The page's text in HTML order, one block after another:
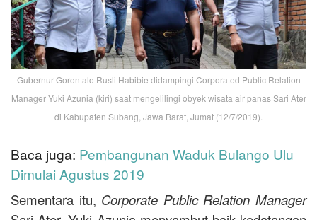
Gubernur Gorontalo Rusli Habibie didampingi Corporated Public Relation
Manager Yuki Azunia (kiri) saat mengelilingi obyek wisata air panas Sari Ater
di Kabupaten Subang, Jawa Barat, Jumat (12/7/2019).
Baca juga: Pembangunan Waduk Bulango Ulu
Dimulai Agustus 2019
Sementara itu, Corporate Public Relation Manager